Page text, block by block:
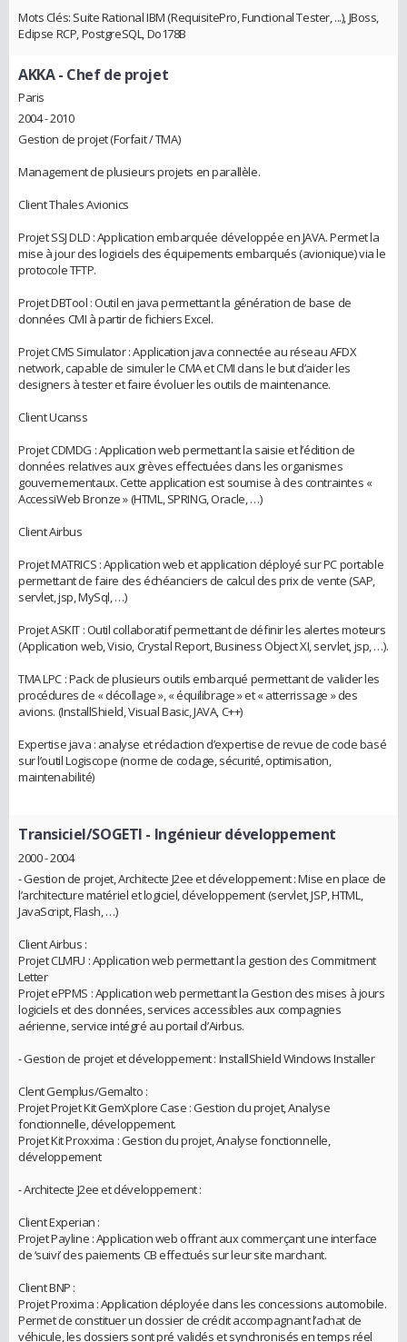
Mots Clés: Suite Rational IBM (RequisitePro, Functional Tester, ...), JBoss,
Eclipse RCP, PostgreSQL, Do178B
AKKA- Chef de projet
Paris
2004 - 2010
Gestion de projet (Forfait / TMA)
Management de plusieurs projets en parallèle.
Client Thales Avionics
Projet SSJ DLD : Application embarquée développée en JAVA. Permet la
mise à jour des logiciels des équipements embarqués (avionique) via le
protocole TFTP.
Projet DBTool : Outil en java permettant la génération de base de
données CMI à partir de fichiers Excel.
Projet CMS Simulator : Application java connectée au réseau AFDX
network, capable de simuler le CMA et CMI dans le but d’aider les
designers à tester et faire évoluer les outils de maintenance.
Client Ucanss
Projet CDMDG : Application web permettant la saisie et l’édition de
données relatives aux grèves effectuées dans les organismes
gouvernementaux. Cette application est soumise à des contraintes «
AccessiWeb Bronze » (HTML, SPRING, Oracle, …)
Client Airbus
Projet MATRICS : Application web et application déployé sur PC portable
permettant de faire des échéanciers de calcul des prix de vente (SAP,
servlet, jsp, MySql, …)
Projet ASKIT : Outil collaboratif permettant de définir les alertes moteurs
(Application web, Visio, Crystal Report, Business Object XI, servlet, jsp, …).
TMA LPC : Pack de plusieurs outils embarqué permettant de valider les
procédures de « décollage », « équilibrage » et « atterrissage » des
avions. (InstallShield, Visual Basic, JAVA, C++)
Expertise java : analyse et rédaction d’expertise de revue de code basé
sur l’outil Logiscope (norme de codage, sécurité, optimisation,
maintenabilité)
Transiciel/SOGETI - Ingénieur développement
2000 - 2004
- Gestion de projet, Architecte J2ee et développement : Mise en place de
l’architecture matériel et logiciel, développement (servlet, JSP, HTML,
JavaScript, Flash, …)
Client Airbus :
Projet CLMFU : Application web permettant la gestion des Commitment
Letter
Projet ePPMS : Application web permettant la Gestion des mises à jours
logiciels et des données, services accessibles aux compagnies
aérienne, service intégré au portail d’Airbus.
- Gestion de projet et développement : InstallShield Windows Installer
Clent Gemplus/Gemalto :
Projet Projet Kit GemXplore Case : Gestion du projet, Analyse
fonctionnelle, développement.
Projet Kit Proxxima : Gestion du projet, Analyse fonctionnelle,
développement
- Architecte J2ee et développement :
Client Experian :
Projet Payline : Application web offrant aux commerçant une interface
de ‘suivi’ des paiements CB effectués sur leur site marchant.
Client BNP :
Projet Proxima : Application déployée dans les concessions automobile.
Permet de constituer un dossier de crédit accompagnant l’achat de
véhicule, les dossiers sont pré validés et synchronisés en temps réel